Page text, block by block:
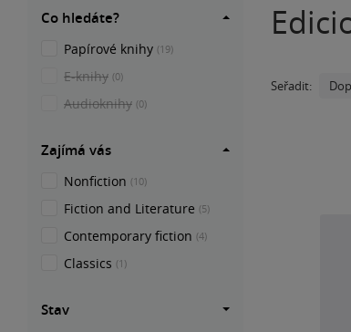
Seřadit:
Co hledáte?
Papírové knihy (19)
E-knihy (0)
Audioknihy (0)
Zajímá vás
Nonfiction (10)
Fiction and Literature (5)
Contemporary fiction (4)
Classics (1)
Stav